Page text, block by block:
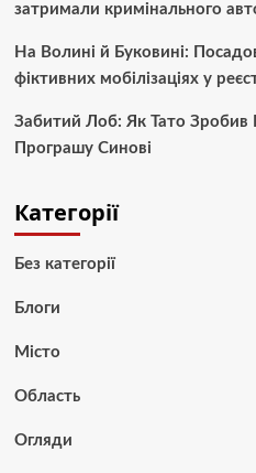
затримали кримінального
На Волині й Буковині:
фіктивних мобілізаціях у
Забитий Лоб: Як Тато Зробив
Програшу Синові
Категорії
Без категорії
Блоги
Місто
Область
Огляди